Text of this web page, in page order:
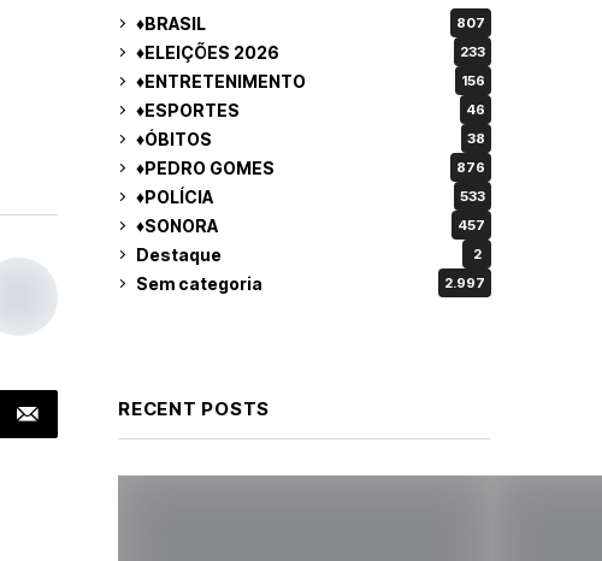
♦BRASIL 807
♦ELEIÇÕES 2026 233
♦ENTRETENIMENTO 156
♦ESPORTES 46
♦ÓBITOS 38
♦PEDRO GOMES 876
♦POLÍCIA 533
♦SONORA 457
Destaque 2
Sem categoria 2.997
RECENT POSTS